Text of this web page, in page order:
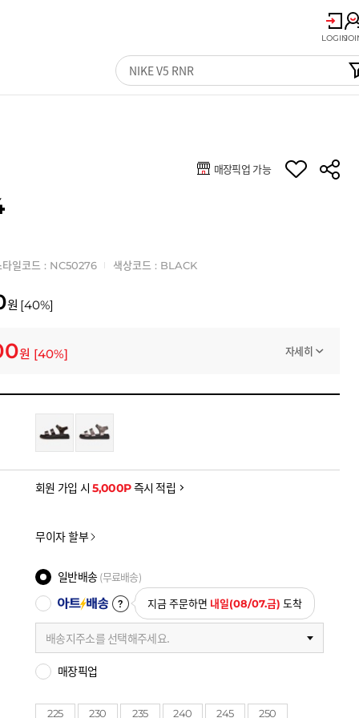
LOGIN
매장픽업 가능
타일코드 : NC50276 색상코드 : BLACK
원 [40%]
원 [40%] 자세히
회원 가입 시5,000P즉시 적립
무이자 할부
일반배송 (무료배송)
지금 주문하면 내일(08/07.금) 도착
배송지주소를 선택해주세요.
매장픽업
225 230 235 240 245 250